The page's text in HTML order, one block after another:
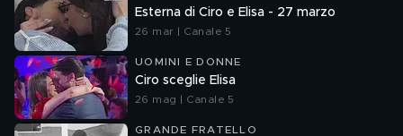
Esterna di Ciro e Elisa - 27 marzo
26 mar | Canale 5
UOMINI E DONNE
Ciro sceglie Elisa
26 mag | Canale 5
GRANDE FRATELLO